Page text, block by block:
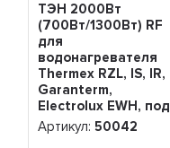
ТЭН 2000Вт
(700Вт/1300Вт) RF
для
водонагревателя
Thermex RZL, IS, IR,
Garanterm,
Electrolux EWH, под
анод М4, нерж,
PREMIUM, 50042
Артикул:50042